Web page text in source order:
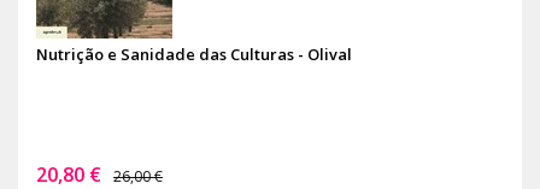
Nutrição e Sanidade das Culturas - Olival
20,80 € 26,00 €